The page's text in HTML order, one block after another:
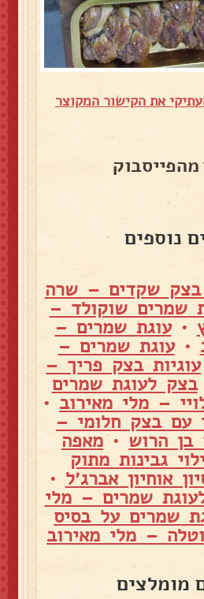
את הקישור המקוצר
מהפייסבוק
נוספים
בצק שקדים – שרה
שמרים שוקולד –
•עוגת שמרים –
•עוגת שמרים –
עוגיות בצק פריך –
בצק לעוגת שמרים
– מלי מאירוב •
עם בצק חלומי –
בן הרוש •מאפה
גבינות מתוק
אוחיון אברג׳ל •
לעוגת שמרים – מלי
שמרים על בסיס
– מלי מאירוב
מומלצים